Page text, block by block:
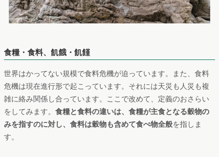
食糧・食料、飢餓・飢饉
世界はかってない規模で食料危機が迫っています。また、食料
危機は現在進行形で起こっています。それには天災も人災も複
雑に絡み関係し合っています。ここで改めて、定義のおさらい
をしてみます。 食糧と食料の違いは、食糧が主食となる穀物の
みを指すのに対し、食料は穀物も含めて食べ物全般を指しま
す。